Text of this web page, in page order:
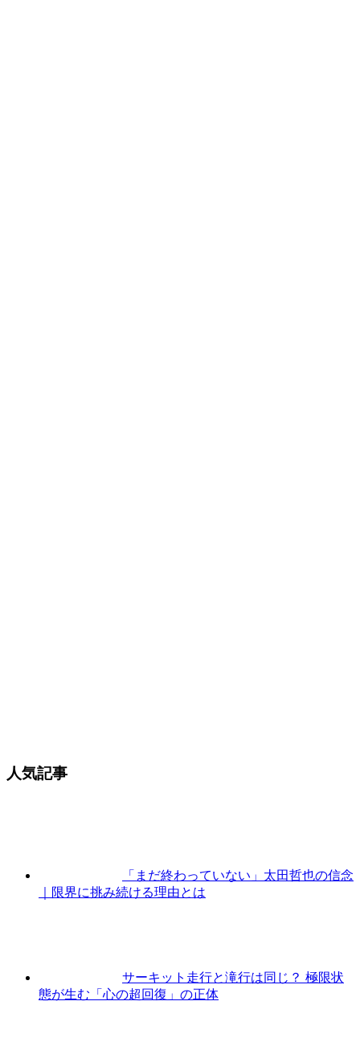
人気記事
「まだ終わっていない」太田哲也の信念
｜限界に挑み続ける理由とは
サーキット走行と滝行は同じ？ 極限状
態が生む「心の超回復」の正体